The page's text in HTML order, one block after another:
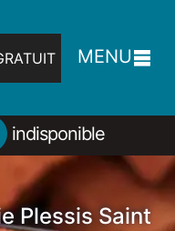
MENU
indisponible
Plessis Saint